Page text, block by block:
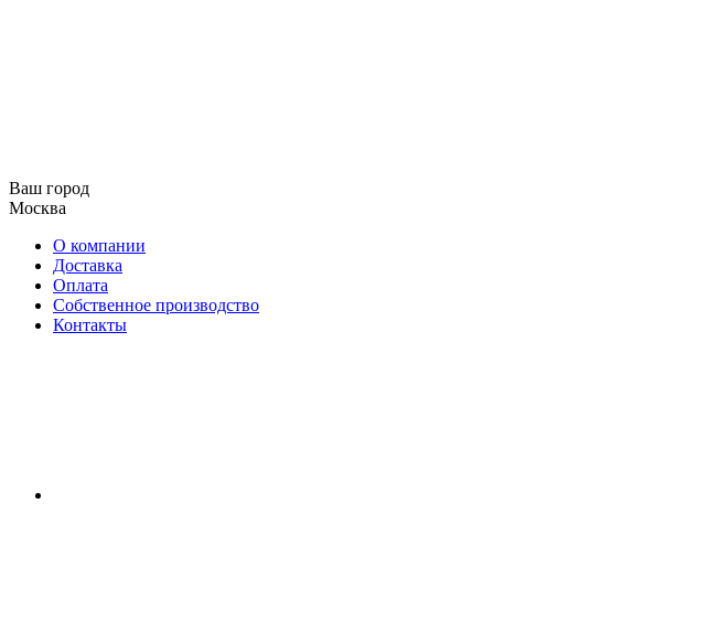
Ваш город
Москва
О компании
Доставка
Оплата
Собственное производство
Контакты